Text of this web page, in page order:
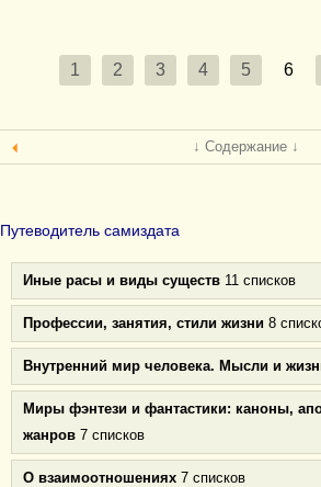
1 2 3 4 5 6
↓ Содержание ↓
Путеводитель самиздата
Иные расы и виды существ 11 списков
Профессии, занятия, стили жизни 8
Внутренний мир человека. Мысли и
Миры фэнтези и фантастики: каноны,
жанров 7 списков
О взаимоотношениях 7 списков